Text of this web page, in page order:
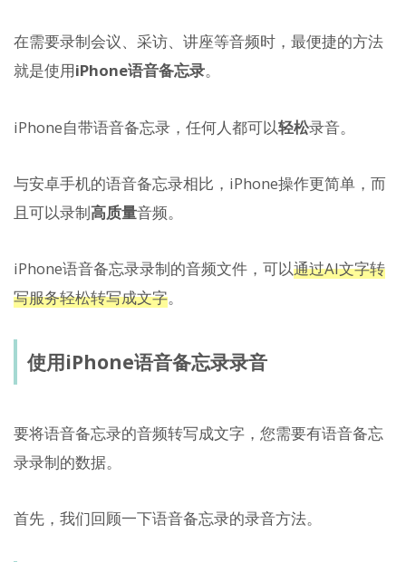
在需要录制会议、采访、讲座等音频时，最便捷的方法
就是使用iPhone语音备忘录。
iPhone自带语音备忘录，任何人都可以轻松录音。
与安卓手机的语音备忘录相比，iPhone操作更简单，而
且可以录制高质量音频。
iPhone语音备忘录录制的音频文件，可以通过AI文字转
写服务轻松转写成文字。
使用iPhone语音备忘录录音
要将语音备忘录的音频转写成文字，您需要有语音备忘
录录制的数据。
首先，我们回顾一下语音备忘录的录音方法。